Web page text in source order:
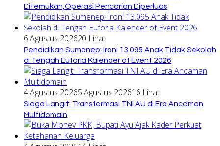
Ditemukan,Operasi Pencarian Diperluas
6 Agustus 202620 Lihat
Pendidikan Sumenep: Ironi 13.095 Anak Tidak Sekolah
di Tengah Euforia Kalender of Event 2026
4 Agustus 20265 Agustus 202616 Lihat
Siaga Langit: Transformasi TNI AU di Era Ancaman
Multidomain